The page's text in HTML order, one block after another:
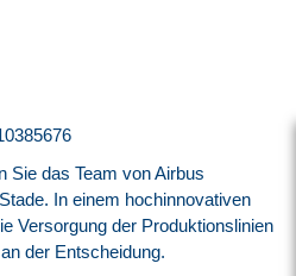
Sie das Team von Airbus
In einem hochinnovativen
Versorgung der Produktionslinien
der Entscheidung.